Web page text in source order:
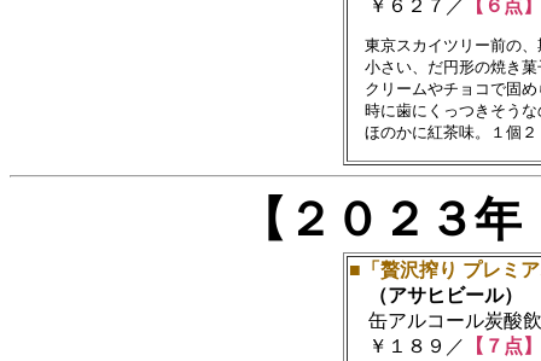
￥６２７／ 【６点】
東京スカイツリー前の、
小さい、だ円形の焼き
クリームやチョコで固め
時に歯にくっつきそうな
【２０２３
■「贅沢搾り プレミ
（アサヒビール）
缶アルコール炭酸飲
￥１８９／ 【７点】